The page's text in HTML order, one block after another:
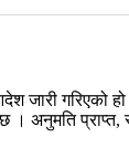
जारी गरिएको हो
अनुमति प्राप्त,